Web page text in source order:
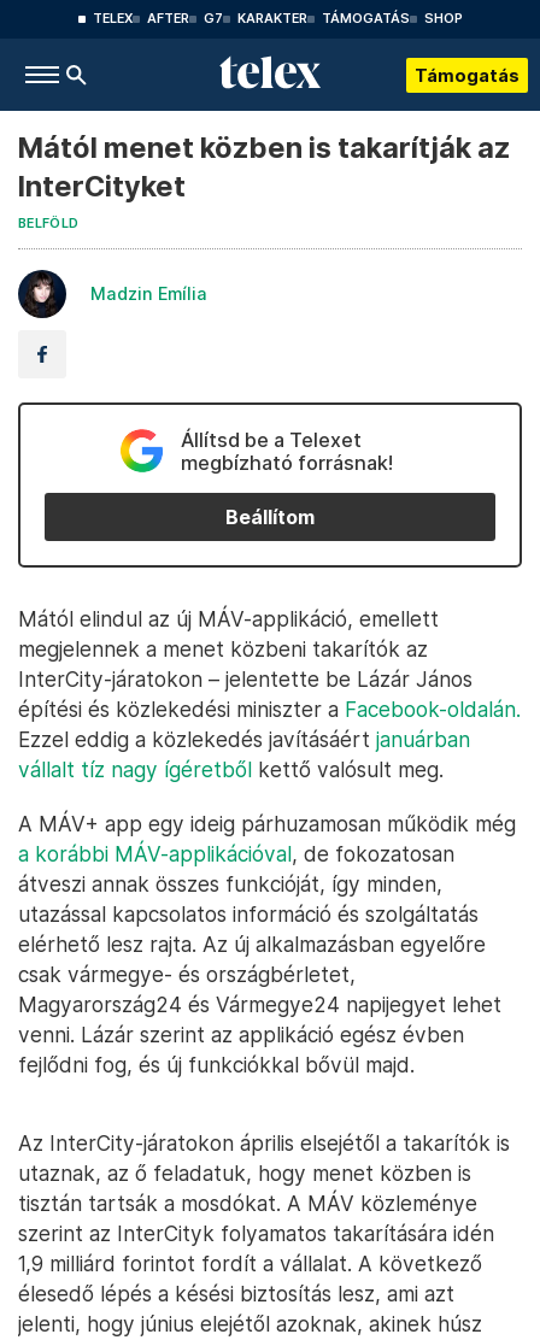
TELEX AFTER G7 KARAKTER TÁMOGATÁS SHOP
Támogatás
Mától menet közben is takarítják az
InterCityket
BELFÖLD
Madzin Emília
Állítsd be a Telexet
megbízható forrásnak!
Beállítom
Mától elindul az új MÁV-applikáció, emellett
megjelennek a menet közbeni takarítók az
InterCity-járatokon – jelentette be Lázár János
építési és közlekedési miniszter a Facebook-oldalán.
Ezzel eddig a közlekedés javításáért januárban
vállalt tíz nagy ígéretből kettő valósult meg.
A MÁV+ app egy ideig párhuzamosan működik még
a korábbi MÁV-applikációval, de fokozatosan
átveszi annak összes funkcióját, így minden,
utazással kapcsolatos információ és szolgáltatás
elérhető lesz rajta. Az új alkalmazásban egyelőre
csak vármegye- és országbérletet,
Magyarország24 és Vármegye24 napijegyet lehet
venni. Lázár szerint az applikáció egész évben
fejlődni fog, és új funkciókkal bővül majd.
Az InterCity-járatokon április elsejétől a takarítók is
utaznak, az ő feladatuk, hogy menet közben is
tisztán tartsák a mosdókat. A MÁV közleménye
szerint az InterCityk folyamatos takarítására idén
1,9 milliárd forintot fordít a vállalat. A következő
élesedő lépés a késési biztosítás lesz, ami azt
jelenti, hogy június elejétől azoknak, akinek húsz